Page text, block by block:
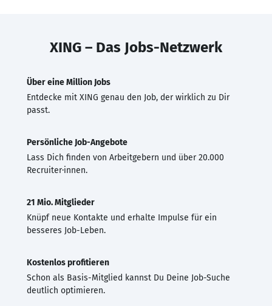
XING – Das Jobs-Netzwerk
Über eine Million Jobs
Entdecke mit XING genau den Job, der wirklich zu Dir
passt.
Persönliche Job-Angebote
Lass Dich finden von Arbeitgebern und über 20.000
Recruiter·innen.
21 Mio. Mitglieder
Knüpf neue Kontakte und erhalte Impulse für ein
besseres Job-Leben.
Kostenlos profitieren
Schon als Basis-Mitglied kannst Du Deine Job-Suche
deutlich optimieren.